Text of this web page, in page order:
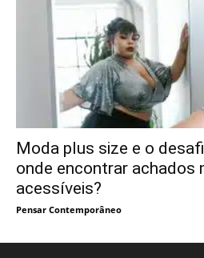
Moda plus size e o
onde encontrar achados
acessíveis?
Pensar Contemporâneo